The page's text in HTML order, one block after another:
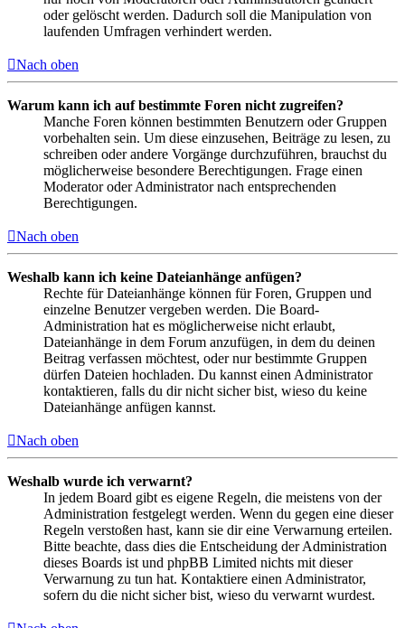
oder gelöscht werden. Dadurch soll die Manipulation von
laufenden Umfragen verhindert werden.
Nach oben
Warum kann ich auf bestimmte Foren nicht zugreifen?
Manche Foren können bestimmten Benutzern oder Gruppen
vorbehalten sein. Um diese einzusehen, Beiträge zu lesen, zu
schreiben oder andere Vorgänge durchzuführen, brauchst du
möglicherweise besondere Berechtigungen. Frage einen
Moderator oder Administrator nach entsprechenden
Berechtigungen.
Nach oben
Weshalb kann ich keine Dateianhänge anfügen?
Rechte für Dateianhänge können für Foren, Gruppen und
einzelne Benutzer vergeben werden. Die Board-
Administration hat es möglicherweise nicht erlaubt,
Dateianhänge in dem Forum anzufügen, in dem du deinen
Beitrag verfassen möchtest, oder nur bestimmte Gruppen
dürfen Dateien hochladen. Du kannst einen Administrator
kontaktieren, falls du dir nicht sicher bist, wieso du keine
Dateianhänge anfügen kannst.
Nach oben
Weshalb wurde ich verwarnt?
In jedem Board gibt es eigene Regeln, die meistens von der
Administration festgelegt werden. Wenn du gegen eine dieser
Regeln verstoßen hast, kann sie dir eine Verwarnung erteilen.
Bitte beachte, dass dies die Entscheidung der Administration
dieses Boards ist und phpBB Limited nichts mit dieser
Verwarnung zu tun hat. Kontaktiere einen Administrator,
sofern du die nicht sicher bist, wieso du verwarnt wurdest.